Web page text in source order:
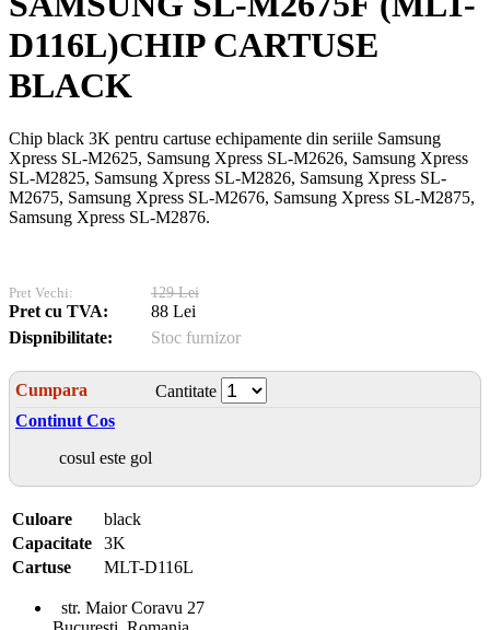
D116L)CHIP CARTUSE
BLACK
Chip black 3K pentru cartuse echipamente din seriile Samsung
Xpress SL-M2625, Samsung Xpress SL-M2626, Samsung Xpress
SL-M2825, Samsung Xpress SL-M2826, Samsung Xpress SL-
M2675, Samsung Xpress SL-M2676, Samsung Xpress SL-M2875,
Samsung Xpress SL-M2876.
Pret Vechi: 129 Lei
Pret cu TVA:
88 Lei
Dispnibilitate:
Stoc furnizor
Cumpara
Cantitate
Continut Cos
cosul este gol
Culoare
black
Capacitate
3K
Cartuse
MLT-D116L
str. Maior Coravu 27